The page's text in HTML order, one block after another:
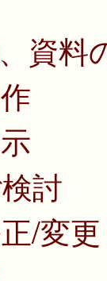
資料
討
/変更